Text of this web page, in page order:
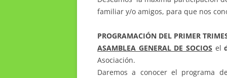
familiar y/o amigos, para que nos
PROGRAMACIÓN DEL PRIMER
ASAMBLEA GENERAL DE SOCIOS el
Asociación.
Daremos a conocer el programa